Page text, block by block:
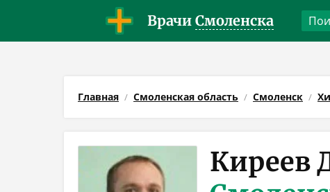
Врачи Смоленска
Главная Смоленская область Смоленск
Киреев